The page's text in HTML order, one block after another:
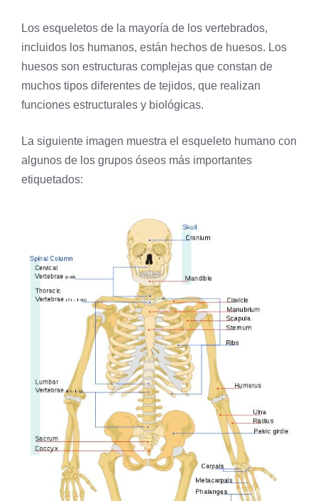
Los esqueletos de la mayoría de los vertebrados,
incluidos los humanos, están hechos de huesos. Los
huesos son estructuras complejas que constan de
muchos tipos diferentes de tejidos, que realizan
funciones estructurales y biológicas.
La siguiente imagen muestra el esqueleto humano con
algunos de los grupos óseos más importantes
etiquetados: